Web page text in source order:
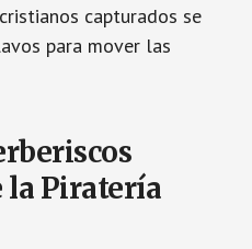
capturados se
para mover las
la Piratería